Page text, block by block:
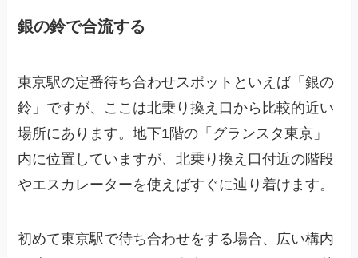
銀の鈴で合流する
東京駅の定番待ち合わせスポットといえば「銀の
鈴」ですが、ここは北乗り換え口から比較的近い
場所にあります。地下1階の「グランスタ東京」
内に位置していますが、北乗り換え口付近の階段
やエスカレーターを使えばすぐに辿り着けます。
初めて東京駅で待ち合わせをする場合、広い構内